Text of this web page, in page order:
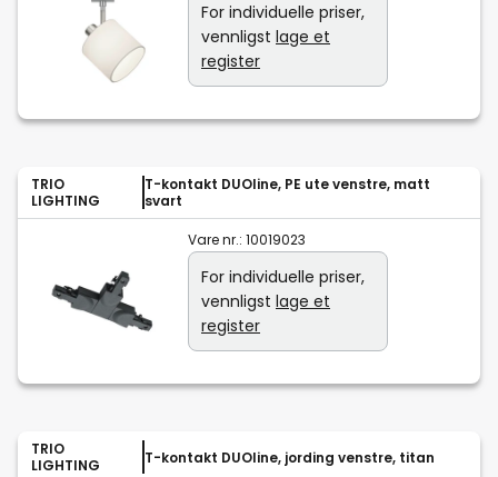
For individuelle priser,
vennligst lage et
register
TRIO
LIGHTING
T-kontakt DUOline, PE ute venstre, matt
svart
Vare nr.: 10019023
For individuelle priser,
vennligst lage et
register
TRIO
LIGHTING
T-kontakt DUOline, jording venstre, titan